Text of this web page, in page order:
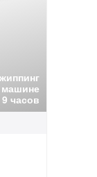
9 часов